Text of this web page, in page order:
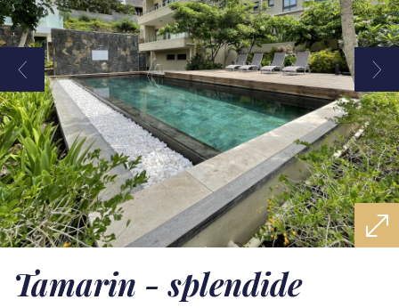
tamarin - splendide